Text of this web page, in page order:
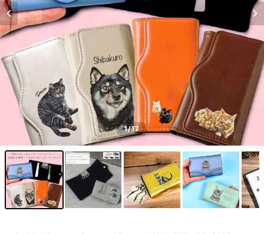
1/17